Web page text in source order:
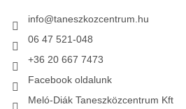
info@taneszkozcentrum.hu
06 47 521-048
+36 20 667 7473
Facebook oldalunk
Meló-Diák Taneszközcentrum Kft